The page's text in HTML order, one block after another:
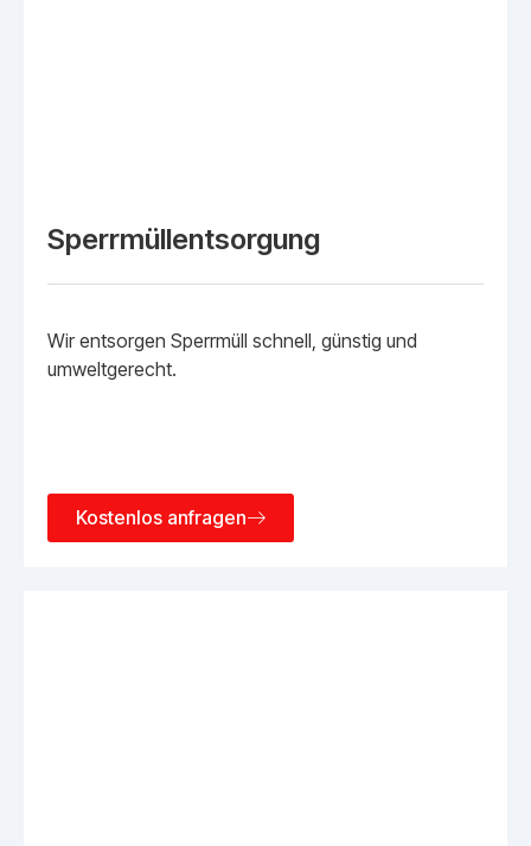
Sperrmüllentsorgung
Wir entsorgen Sperrmüll schnell, günstig und
umweltgerecht.
Kostenlos anfragen